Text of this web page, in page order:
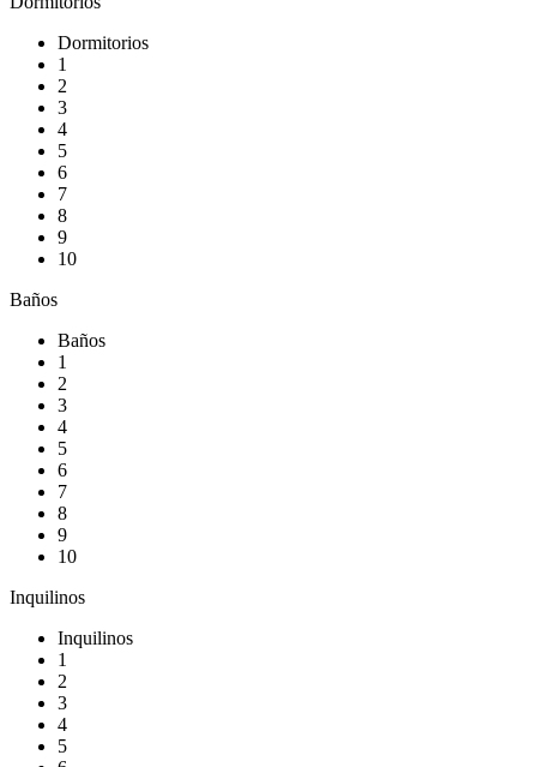
Dormitorios
1
2
3
4
5
6
7
8
9
10
Baños
Baños
1
2
3
4
5
6
7
8
9
10
Inquilinos
Inquilinos
1
2
3
4
5